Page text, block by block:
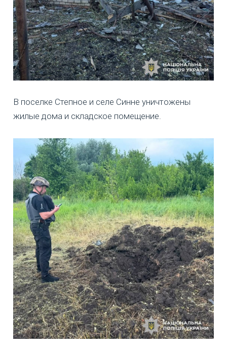
В поселке Степное и селе Синне уничтожены
жилые дома и складское помещение.